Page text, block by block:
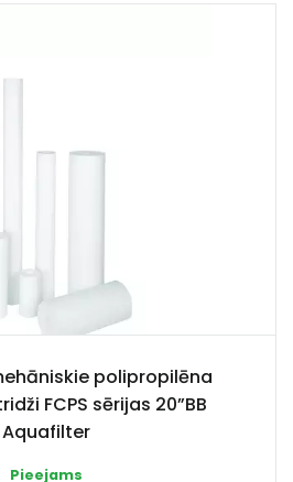
polipropilēna
FCPS sērijas 20”BB
Aquafilter
Pieejams